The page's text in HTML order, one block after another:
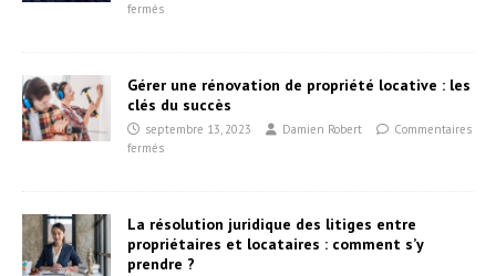
fermés
Gérer une rénovation de propriété locative : les
clés du succès
septembre 13, 2023 Damien Robert
Commentaires
fermés
La résolution juridique des litiges entre
propriétaires et locataires : comment s’y
prendre ?